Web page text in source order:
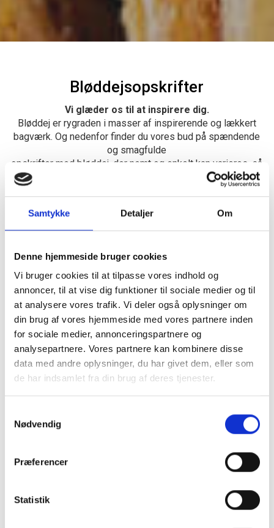
Samtykke Detaljer Om
Denne hjemmeside bruger cookies
Vi bruger cookies til at tilpasse vores indhold og
annoncer, til at vise dig funktioner til sociale medier og til
at analysere vores trafik. Vi deler også oplysninger om
din brug af vores hjemmeside med vores partnere inden
for sociale medier, annonceringspartnere og
analysepartnere. Vores partnere kan kombinere disse
data med andre oplysninger, du har givet dem, eller som
de har indsamlet fra din brug af deres tjenester.
Nødvendig
Præferencer
Statistik
Bløddejsopskrifter
Vi glæder os til at inspirere dig.
Bløddej er rygraden i masser af inspirerende og lækkert
bagværk. Og nedenfor finder du vores bud på spændende
og smagfulde
opskrifter med bløddej, der nemt og enkelt kan varieres, så
du både har lækre opskrifter på alt lige fra kanelsnegle til
at udvikle løsninger til bagerier og industri.
Kontakt os for mere information.